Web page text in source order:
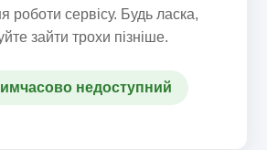
роботи сервісу. Будь ласка,
зайти трохи пізніше.
недоступний